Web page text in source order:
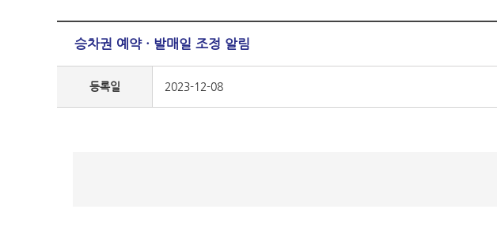
승차권 예약 · 발매일 조정 알림
등록일 2023-12-08